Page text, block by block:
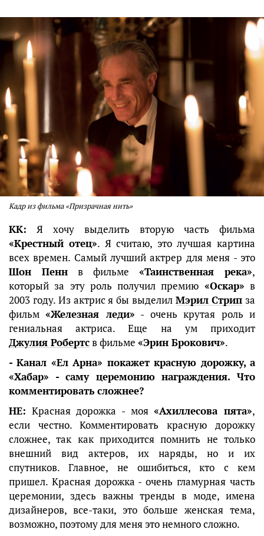
Кадр из фильма «Призрачная нить»
КК: Я хочу выделить вторую часть фильма
«Крестный отец». Я считаю, это лучшая картина
всех времен. Самый лучший актрер для меня - это
Шон Пенн в фильме «Таинственная река»,
который за эту роль получил премию «Оскар» в
2003 году. Из актрис я бы выделилМэрил Стрип за
фильм«Железная леди» - очень крутая роль и
гениальная актриса. Еще на ум приходит
Джулия Робертсв фильме «Эрин Брокович».
- Канал «Ел Арна» покажет красную дорожку, а
«Хабар» - саму церемонию награждения. Что
комментировать сложнее?
НЕ: Красная дорожка - моя«Ахиллесова пята»,
если честно. Комментировать красную дорожку
сложнее, так как приходится помнить не только
внешний вид актеров, их наряды, но и их
спутников. Главное, не ошибиться, кто с кем
пришел. Красная дорожка - очень гламурная часть
церемонии, здесь важны тренды в моде, имена
дизайнеров, все-таки, это больше женская тема,
возможно, поэтому для меня это немного сложно.